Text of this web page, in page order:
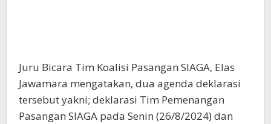
Juru Bicara Tim Koalisi Pasangan SIAGA, Elas
Jawamara mengatakan, dua agenda deklarasi
tersebut yakni; deklarasi Tim Pemenangan
Pasangan SIAGA pada Senin (26/8/2024) dan